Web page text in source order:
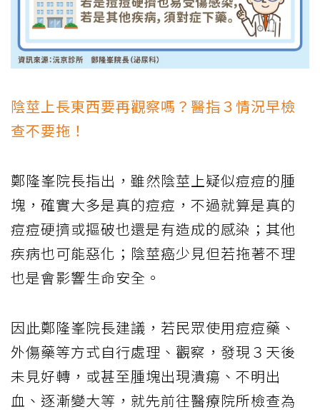
陰莖上長東西要再觀察嗎？醫指３情況早檢
查不要拖！
鄭隆峯院長指出，雖然陰莖上疑似痘痘的腫
塊，確實大多是真的痘痘，不過就算是真的
痘痘硬擠或摳破也還是有造成的感染；其他
疾病也可能惡化；陰莖癌少見但若拖著不理
也是會影響生命安全。
因此鄭隆峯院長建議，若民眾使用痘痘藥、
外傷藥等方式自行處理、觀察，發現３天後
未見好轉，或甚至腫塊出現潰瘍、不明出
血、逐漸變大等，就先前往醫療院所檢查為